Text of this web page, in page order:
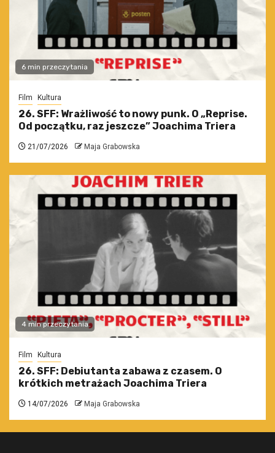
6 min przeczytania
Film Kultura
26. SFF: Wrażliwość to nowy punk. O „Reprise.
Od początku, raz jeszcze” Joachima Triera
21/07/2026 Maja Grabowska
4 min przeczytania
Film Kultura
26. SFF: Debiutanta zabawa z czasem. O
krótkich metrażach Joachima Triera
14/07/2026 Maja Grabowska